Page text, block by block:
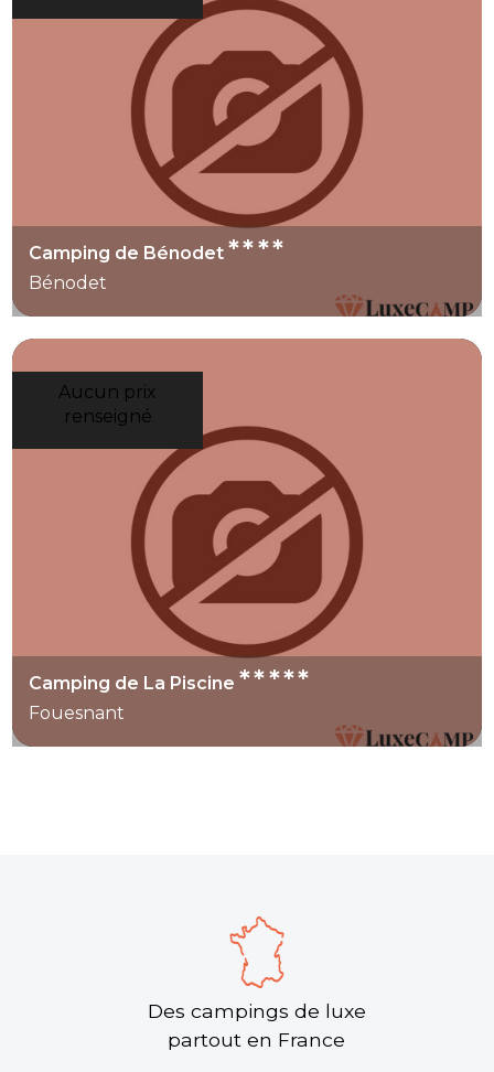
Camping de Bénodet****
Bénodet
Aucun prix
renseigné
Camping de La Piscine*****
Fouesnant
Des campings de luxe
partout en France